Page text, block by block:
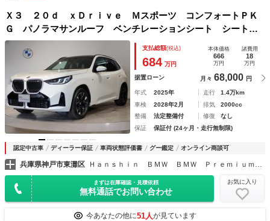
Ｘ３ ２０ｄ ｘＤｒｉｖｅ Ｍスポーツ コンフォートＰＫ
Ｇ パノラマサンルーフ ベンチレーションシート シートヒ
ーター ハーマンカードンスピーカー カーブドＤナビ 全周
囲カメラ ＡＣＣ ＨＵＤ ステアリングヒーター 衝突被害
軽減ブレーキ
支払総額(税込)
684 万円
本体価格
666
万円
諸費用
18
万円
据置ローン 月々 68,000 円
年式 2025年 走行
1.4万km
車検
2028年2月 排気
2000cc
整備
法定整備付 修復
なし
保証
保証付 (24ヶ月・走行無制限)
認定中古車 ディーラー保証 車両状態評価書 グー鑑定 オンライン商談可
兵庫県神戸市東灘区 Ｈａｎｓｈｉｎ ＢＭＷ ＢＭＷ ＰｒｅｍｉｕｍＳｅｌｅｃｔｉｏｎ 六甲アイランド
まずは在庫確認・見積依頼
無料通話でお問い合わせ
お気に入り
今あなたの他に51人が見ています